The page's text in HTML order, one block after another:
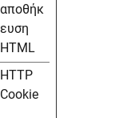
αποθήκ
ευση
HTML
HTTP
Cookie